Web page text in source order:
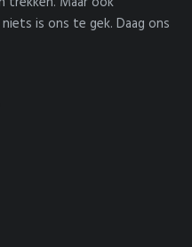
is ons te gek. Daag ons